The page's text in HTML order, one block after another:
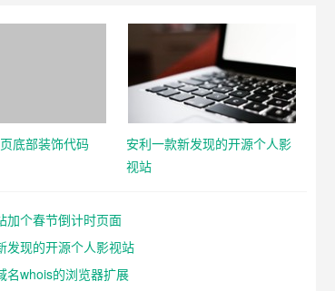
底部装饰代码
安利一款新发现的开源个人影
视站
加个春节倒计时页面
发现的开源个人影视站
名whois的浏览器扩展